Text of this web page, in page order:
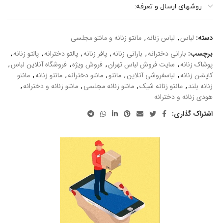
روشهای ارسال و تعرفه:
دسته: لباس, لباس زنانه, مانتو زنانه و مانتو مجلسی
برچسب: بارانی دخترانه, بارانی زنانه, پافر زنانه, پالتو دخترانه, پالتو زنانه,
پوشاک زنانه, سایت فروش لباس تهران, فروش ویژه, فروشگاه آنلاین لباس,
کاپشن زنانه, لباسفروشی آنلاین, مانتو, مانتو دخترانه, مانتو زنانه, مانتو
زنانه بلند, مانتو زنانه شیک, مانتو زنانه مجلسی, مانتو زنانه و دخترانه,
هودی زنانه و دخترانه
اشتراک گذاری: